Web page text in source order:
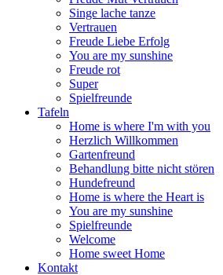
Singe lache tanze
Vertrauen
Freude Liebe Erfolg
You are my sunshine
Freude rot
Super
Spielfreunde
Tafeln
Home is where I'm with you
Herzlich Willkommen
Gartenfreund
Behandlung bitte nicht stören
Hundefreund
Home is where the Heart is
You are my sunshine
Spielfreunde
Welcome
Home sweet Home
Kontakt